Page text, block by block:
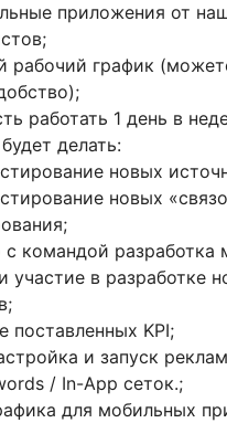
приложения от
рабочий график
работать 1 день в
делать:
новых
новых
командой разработка
участие в разработке
поставленных KPI;
и запуск
/ In-App сеток.;
для мобильных